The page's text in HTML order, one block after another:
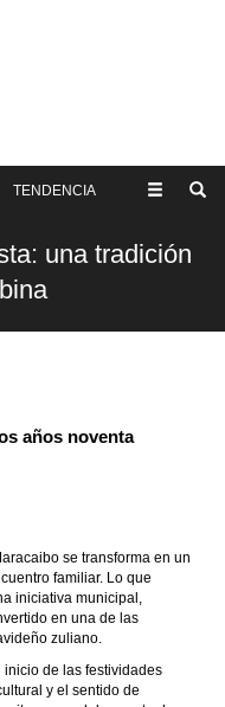
TENDENCIA
una tradición
años noventa
se transforma en un
familiar. Lo que
iniciativa municipal,
en una de las
zuliano.
inicio de las festividades
y el sentido de